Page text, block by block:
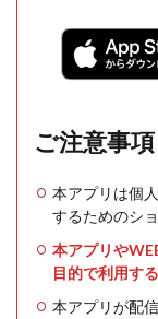
ご注意事項
本アプリは個
するためのシ
本アプリや
目的で利用す
本アプリが配